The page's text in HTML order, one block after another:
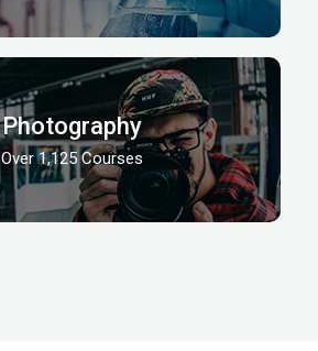
Photography
Over 1,125 Courses